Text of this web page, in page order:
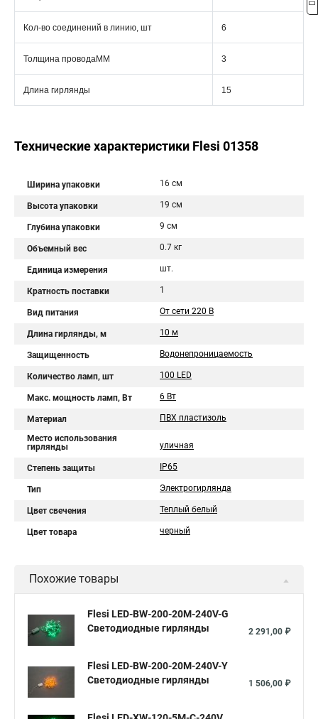
Кол-во соединений в линию, шт 6
Толщина проводаММ 3
Длина гирлянды 15
Технические характеристики Flesi 01358
Ширина упаковки 16 см
Высота упаковки 19 см
Глубина упаковки 9 см
Объемный вес 0.7 кг
Единица измерения шт.
Кратность поставки 1
Вид питания От сети 220 В
Длина гирлянды, м 10 м
Защищенность Водонепроницаемость
Количество ламп, шт 100 LED
Макс. мощность ламп, Вт 6 Вт
Материал ПВХ пластизоль
Место использования
гирлянды
уличная
Степень защиты IP65
Тип Электрогирлянда
Цвет свечения Теплый белый
Цвет товара черный
Похожие товары
Flesi LED-BW-200-20M-240V-G
Светодиодные гирлянды
2 291,00 ₽
Flesi LED-BW-200-20M-240V-Y
Светодиодные гирлянды
1 506,00 ₽